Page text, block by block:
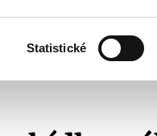
Statistické
pro
submenu
Užitečné